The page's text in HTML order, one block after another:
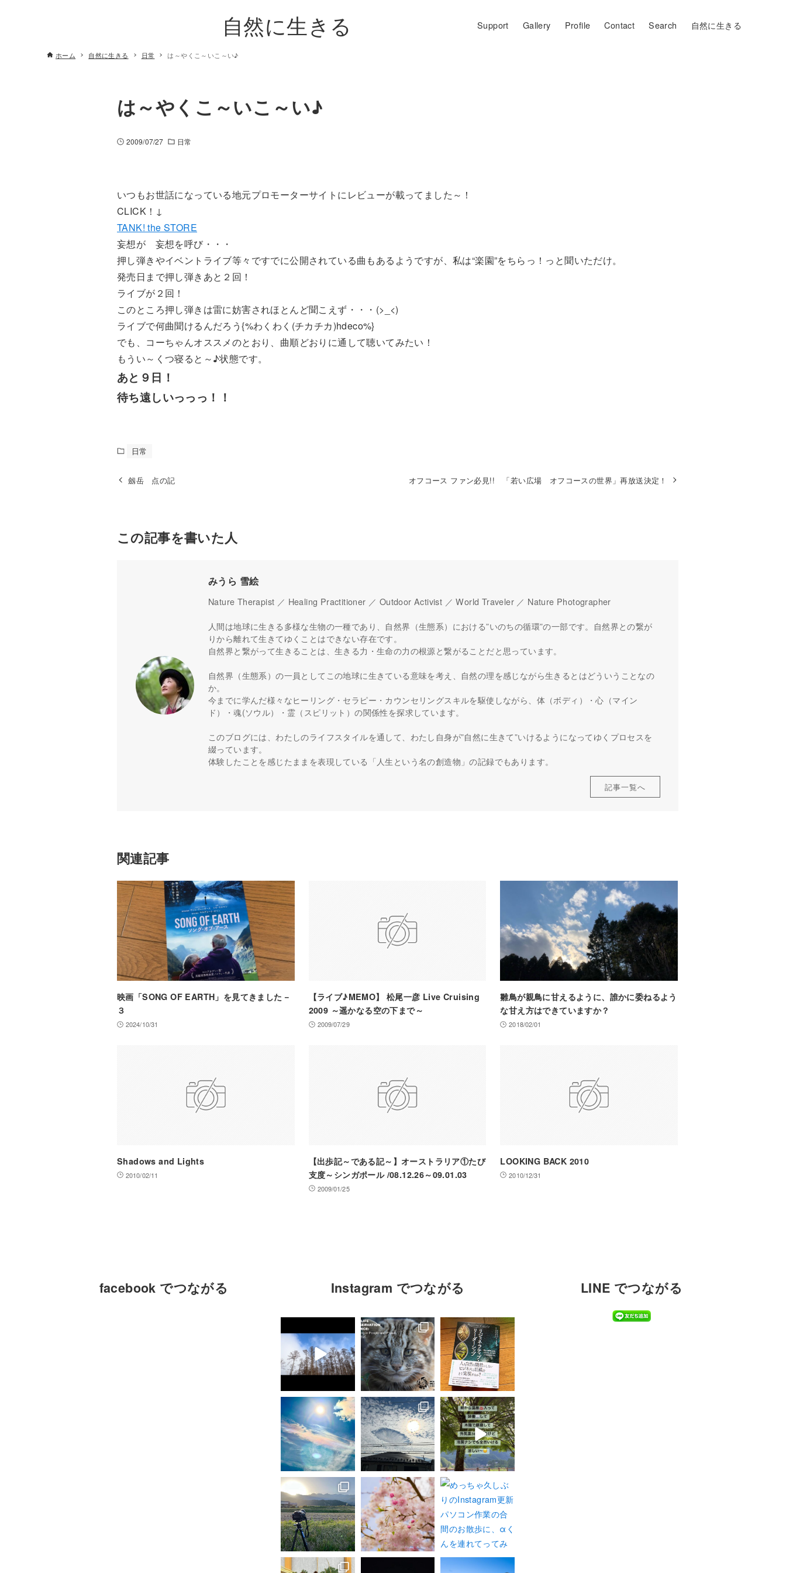
自然に生きる Support Gallery Profile Contact Search 自然に生きる
ホーム 自然に生きる 日常 は～やくこ～いこ～い♪
は～やくこ～いこ～い♪
2009/07/27 日常
いつもお世話になっている地元プロモーターサイトにレビューが載ってました～！
CLICK！↓
TANK! the STORE
妄想が 妄想を呼び・・・
押し弾きやイベントライブ等々ですでに公開されている曲もあるようですが、私は“楽園”をちらっ！っと聞いただけ。
発売日まで押し弾きあと２回！
ライブが２回！
このところ押し弾きは雷に妨害されほとんど聞こえず・・・(>_<)
ライブで何曲聞けるんだろう{%わくわく(チカチカ)hdeco%}
でも、コーちゃんオススメのとおり、曲順どおりに通して聴いてみたい！
もうい～くつ寝ると～♪状態です。
あと９日！
待ち遠しいっっっ！！
日常
劔岳 点の記 オフコース ファン必見!! 「若い広場 オフコースの世界」再放送決定！
この記事を書いた人
みうら 雪絵
Nature Therapist ／ Healing Practitioner ／ Outdoor Activist ／ World Traveler ／ Nature Photographer
人間は地球に生きる多様な生物の一種であり、自然界（生態系）における”いのちの循環”の一部です。自然界との繋が
りから離れて生きてゆくことはできない存在です。
自然界と繋がって生きることは、生きる力・生命の力の根源と繋がることだと思っています。
自然界（生態系）の一員としてこの地球に生きている意味を考え、自然の理を感じながら生きるとはどういうことなの
か。
今までに学んだ様々なヒーリング・セラピー・カウンセリングスキルを駆使しながら、体（ボディ）・心（マイン
ド）・魂(ソウル）・霊（スピリット）の関係性を探求しています。
このブログには、わたしのライフスタイルを通して、わたし自身が”自然に生きて”いけるようになってゆくプロセスを
綴っています。
体験したことを感じたままを表現している「人生という名の創造物」の記録でもあります。
記事一覧へ
関連記事
映画「SONG OF EARTH」を見てきました－
３
2024/10/31
【ライブ♪MEMO】 松尾一彦 Live Cruising
2009 ～遥かなる空の下まで～
2009/07/29
雛鳥が親鳥に甘えるように、誰かに委ねるよう
な甘え方はできていますか？
2018/02/01
Shadows and Lights
2010/02/11
【出歩記～である記～】オーストラリア①たび
支度～シンガポール /08.12.26～09.01.03
2009/01/25
LOOKING BACK 2010
2010/12/31
facebook でつながる Instagram でつながる LINE でつながる